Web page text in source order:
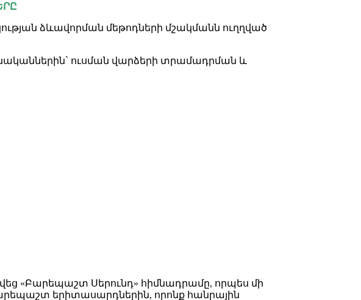
ձևավորման մեթոդների մշակմանն ուղղված
ուսման վարձերի տրամադրման և
«Բարեպաշտ Սերունդ» հիմնադրամը, որպես մի
երիտասարդներին, որոնք հանրային